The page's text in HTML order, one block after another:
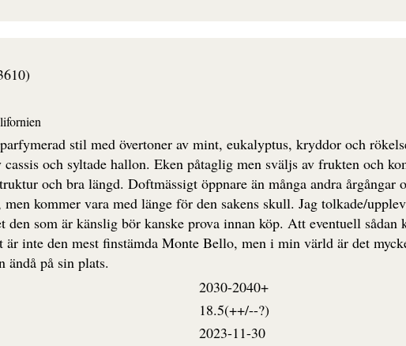
stil med övertoner av mint, eukalyptus, kryddor och
och syltade hallon. Eken påtaglig men sväljs av frukten och
och bra längd. Doftmässigt öppnare än många andra
kommer vara med länge för den sakens skull. Jag tolkade/
den som är känslig bör kanske prova innan köp. Att eventuell
är inte den mest finstämda Monte Bello, men i min värld är det
ändå på sin plats.
2030-2040+
18.5(++/--?)
2023-11-30